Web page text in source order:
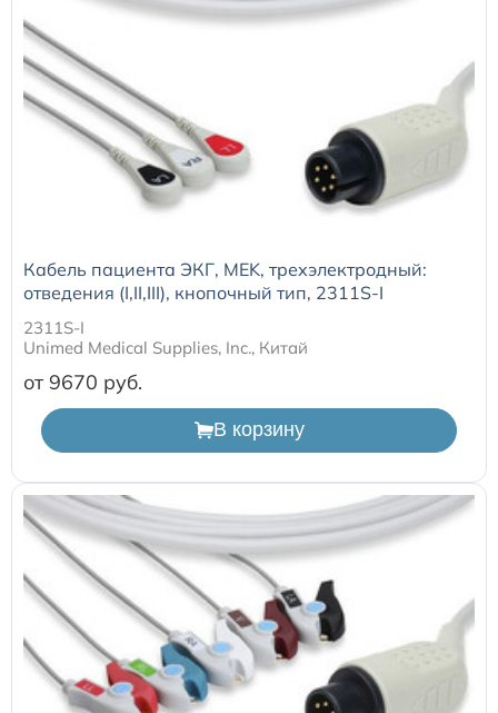
Кабель пациента ЭКГ, MEK, трехэлектродный:
отведения (I,II,III), кнопочный тип, 2311S-I
2311S-I
Unimed Medical Supplies, Inc., Китай
от 9670
В корзину